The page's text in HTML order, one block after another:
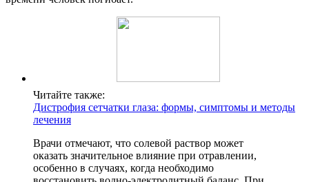
Читайте также:
Дистрофия сетчатки глаза: формы, симптомы и методы
лечения
Врачи отмечают, что солевой раствор может
оказать значительное влияние при отравлении,
особенно в случаях, когда необходимо